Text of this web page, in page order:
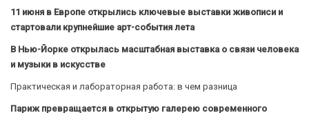
11 июня в Европе открылись ключевые выставки живописи и
стартовали крупнейшие арт-события лета
В Нью-Йорке открылась масштабная выставка о связи человека
и музыки в искусстве
Практическая и лабораторная работа: в чем разница
Париж превращается в открытую галерею современного